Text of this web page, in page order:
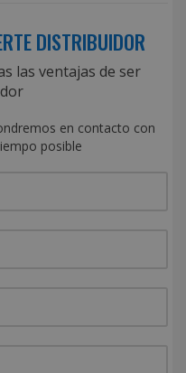
DISTRIBUIDOR
las ventajas de ser
en contacto con
posible